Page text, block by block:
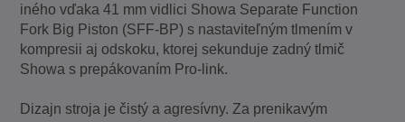
iného vďaka 41 mm vidlici Showa Separate Function
Fork Big Piston (SFF-BP) s nastaviteľným tlmením v
kompresii aj odskoku, ktorej sekunduje zadný tlmič
Showa s prepákovaním Pro-link.
Dizajn stroja je čistý a agresívny. Za prenikavým